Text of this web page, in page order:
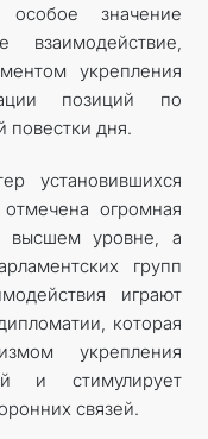
особое значение
взаимодействие,
укрепления
позиций по
повестки дня.
установившихся
огромная
высшем уровне, а
групп
играют
которая
укрепления
и стимулирует
связей.